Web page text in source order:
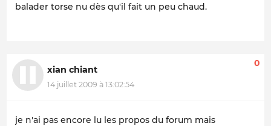
balader torse nu dès qu'il fait un peu chaud.
xian chiant
14 juillet 2009 à 13:02:54
0
je n'ai pas encore lu les propos du forum mais